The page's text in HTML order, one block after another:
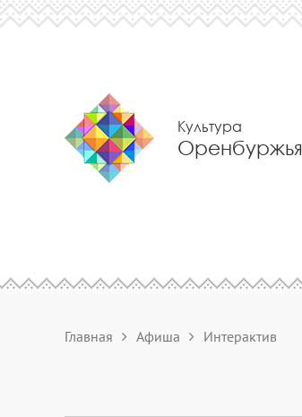
Культура
Оренбуржья
Главная Афиша Интерактив